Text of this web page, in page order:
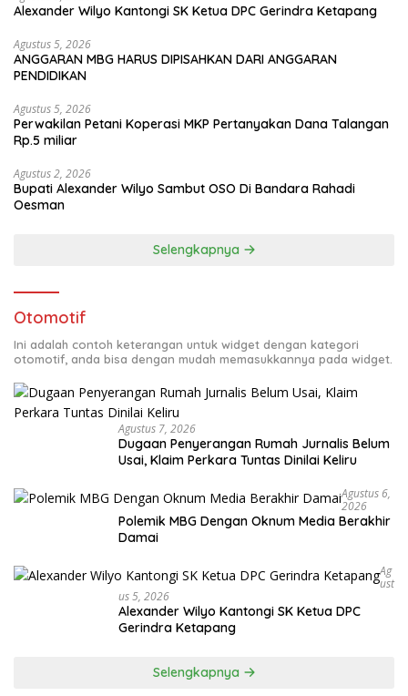
Alexander Wilyo Kantongi SK Ketua DPC Gerindra Ketapang
Agustus 5, 2026
ANGGARAN MBG HARUS DIPISAHKAN DARI ANGGARAN
PENDIDIKAN
Agustus 5, 2026
Perwakilan Petani Koperasi MKP Pertanyakan Dana Talangan
Rp.5 miliar
Agustus 2, 2026
Bupati Alexander Wilyo Sambut OSO Di Bandara Rahadi
Oesman
Selengkapnya
Otomotif
Ini adalah contoh keterangan untuk widget dengan kategori
otomotif, anda bisa dengan mudah memasukkannya pada widget.
Agustus 7, 2026
Dugaan Penyerangan Rumah Jurnalis Belum
Usai, Klaim Perkara Tuntas Dinilai Keliru
Agustus 6,
2026
Polemik MBG Dengan Oknum Media Berakhir
Damai
Ag
Ust
Us 5, 2026
Alexander Wilyo Kantongi SK Ketua DPC
Gerindra Ketapang
Selengkapnya